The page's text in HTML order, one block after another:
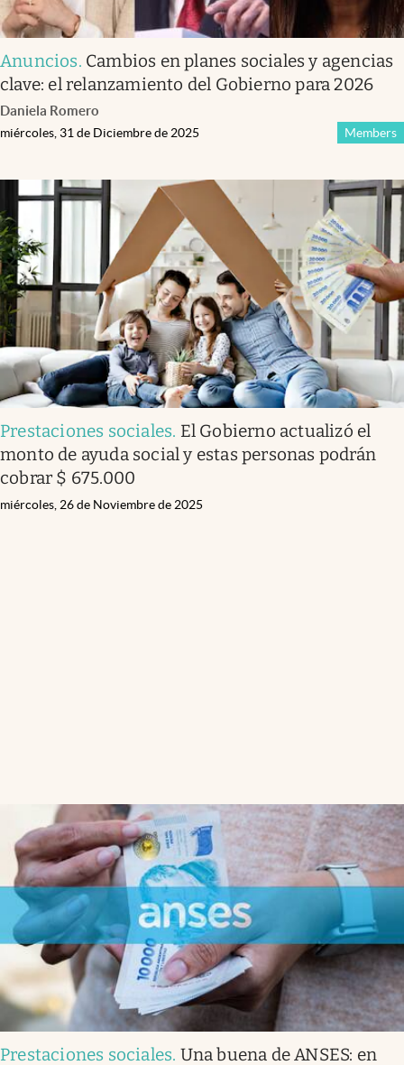
Anuncios. Cambios en planes sociales y agencias
clave: el relanzamiento del Gobierno para 2026
Daniela Romero
Members
miércoles, 31 de Diciembre de 2025
Prestaciones sociales. El Gobierno actualizó el
monto de ayuda social y estas personas podrán
cobrar $ 675.000
miércoles, 26 de Noviembre de 2025
Prestaciones sociales. Una buena de ANSES: en